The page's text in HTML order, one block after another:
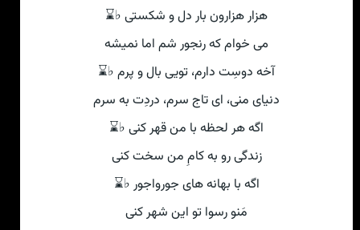
هزار هزارون بار دل و شکستی ♭⌛
می خوام که رنجور شم اما نمیشه
آخه دوسِت دارم، تویی بال و پرم ♭⌛
دنیای منی، ای تاج سرم، دردِت به سرم
اگه هر لحظه با من قهر کنی ♭⌛
زندگی رو به کامِ من سخت کنی
اگه با بهانه های جورواجور ♭⌛
مَنو رسوا تو این شهر کنی